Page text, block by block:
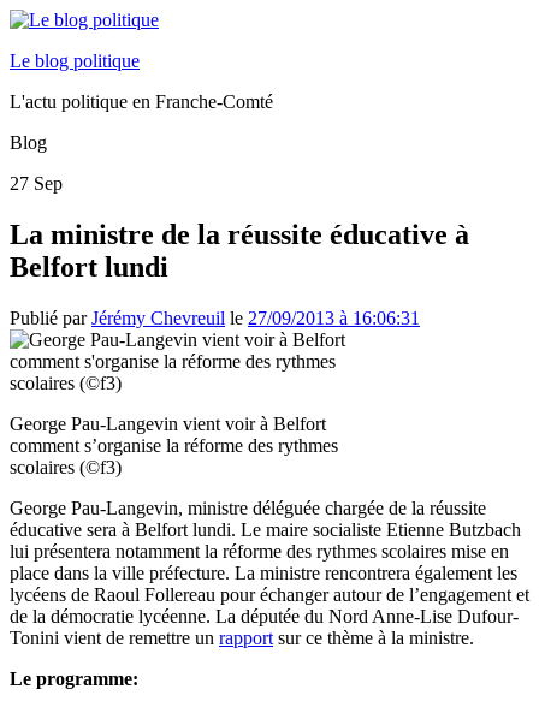
Le blog politique
L'actu politique en Franche-Comté
Blog
27 Sep
La ministre de la réussite éducative à
Belfort lundi
Publié parJérémy Chevreuil le 27/09/2013 à 16:06:31
George Pau-Langevin vient voir à Belfort
comment s’organise la réforme des rythmes
scolaires (©f3)
George Pau-Langevin, ministre déléguée chargée de la réussite
éducative sera à Belfort lundi. Le maire socialiste Etienne Butzbach
lui présentera notamment la réforme des rythmes scolaires mise en
place dans la ville préfecture. La ministre rencontrera également les
lycéens de Raoul Follereau pour échanger autour de l’engagement et
de la démocratie lycéenne. La députée du Nord Anne-Lise Dufour-
Tonini vient de remettre un rapport sur ce thème à la ministre.
Le programme: